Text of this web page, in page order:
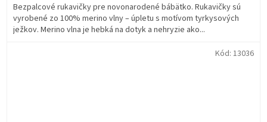
Bezpalcové rukavičky pre novonarodené bábätko. Rukavičky sú
vyrobené zo 100% merino vlny – úpletu s motívom tyrkysových
ježkov. Merino vlna je hebká na dotyk a nehryzie ako...
Kód: 13036